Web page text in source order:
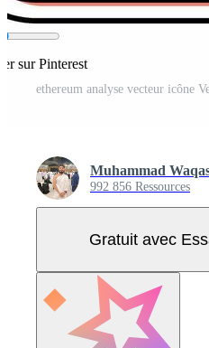
sur Pinterest
ethereum analyse vecteur icône
Muhammad
992 856 Ressources
Gratuit avec